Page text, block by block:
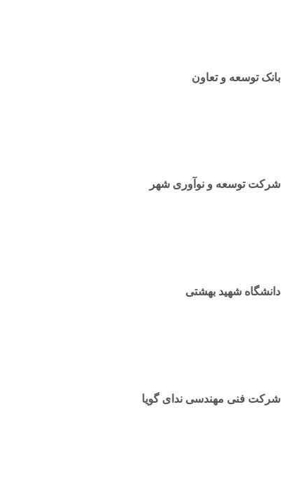
بانک توسعه و تعاون
شرکت توسعه و نوآوری شهر
دانشگاه شهید بهشتی
شرکت فنی مهندسی ندای گویا